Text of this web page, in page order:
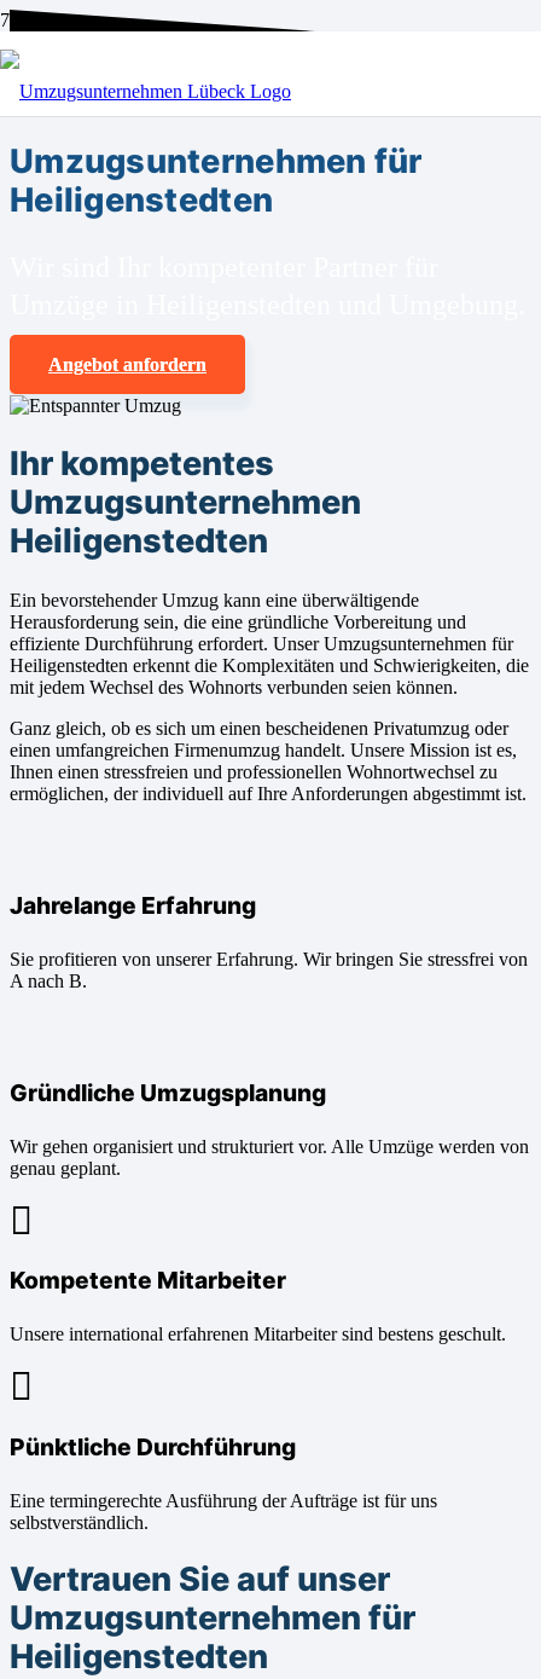
BEI UNS SIND SIE RICHTIG!
Umzugsunternehmen für
Heiligenstedten
Angebot anfordern
Ihr kompetentes
Umzugsunternehmen
Heiligenstedten
Ein bevorstehender Umzug kann eine überwältigende
Herausforderung sein, die eine gründliche Vorbereitung und
effiziente Durchführung erfordert. Unser Umzugsunternehmen für
Heiligenstedten erkennt die Komplexitäten und Schwierigkeiten, die
mit jedem Wechsel des Wohnorts verbunden seien können.
Ganz gleich, ob es sich um einen bescheidenen Privatumzug oder
einen umfangreichen Firmenumzug handelt. Unsere Mission ist es,
Ihnen einen stressfreien und professionellen Wohnortwechsel zu
ermöglichen, der individuell auf Ihre Anforderungen abgestimmt ist.
Jahrelange Erfahrung
Sie profitieren von unserer Erfahrung. Wir bringen Sie stressfrei von
A nach B.
Gründliche Umzugsplanung
Wir gehen organisiert und strukturiert vor. Alle Umzüge werden von
genau geplant.
Kompetente Mitarbeiter
Unsere international erfahrenen Mitarbeiter sind bestens geschult.
Pünktliche Durchführung
Eine termingerechte Ausführung der Aufträge ist für uns
selbstverständlich.
Vertrauen Sie auf unser
Umzugsunternehmen für
Heiligenstedten